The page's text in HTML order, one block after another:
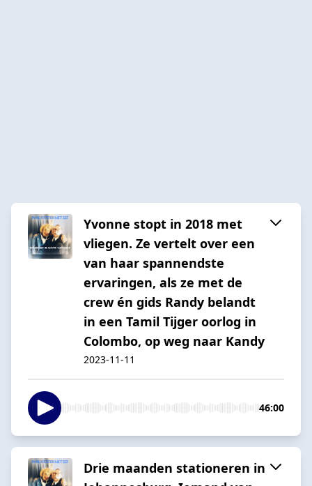
Yvonne stopt in 2018 met
vliegen. Ze vertelt over een
van haar spannendste
ervaringen, als ze met de
crew én gids Randy belandt
in een Tamil Tijger oorlog in
Colombo, op weg naar Kandy
2023-11-11
46:00
Drie maanden stationeren in